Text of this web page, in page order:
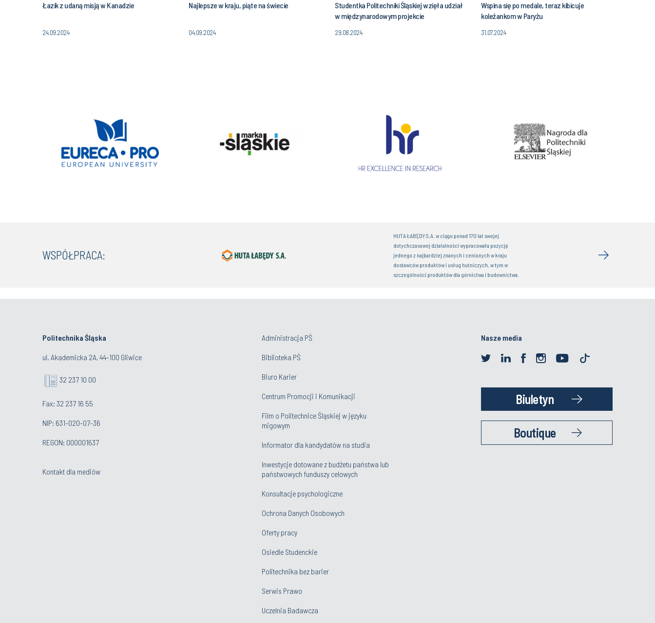
Łazik z udaną misją w Kanadzie
24.09.2024
Najlepsze w kraju, piąte na świecie
04.09.2024
Studentka Politechniki Śląskiej wzięła udział
w międzynarodowym projekcie
29.08.2024
Wspina się po medale, teraz kibicuje
koleżankom w Paryżu
31.07.2024
WSPÓŁPRACA:
Igniting the Power of Polish Innovation n the Silicon
ul. Akademicka 2A, 44-100 Gliwice
32 237 10 00
Fax: 32 237 16 55
NIP: 631-020-07-36
REGON: 000001637
Biblioteka PŚ
Biuro Karier
Centrum Promocji i Komunikacji
Film o Politechnice Śląskiej w języku
Informator dla kandydatów na studia
Inwestycje dotowane z budżetu państwa lub
Konsultacje psychologiczne
Ochrona Danych Osobowych
Oferty pracy
Osiedle Studenckie
Politechnika bez barier
Serwis Prawo
Uczelnia Badawcza
Wydawnictwo PŚ
Boutique